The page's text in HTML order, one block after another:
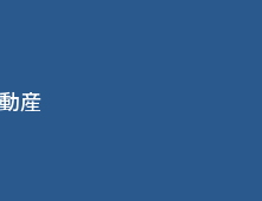
産